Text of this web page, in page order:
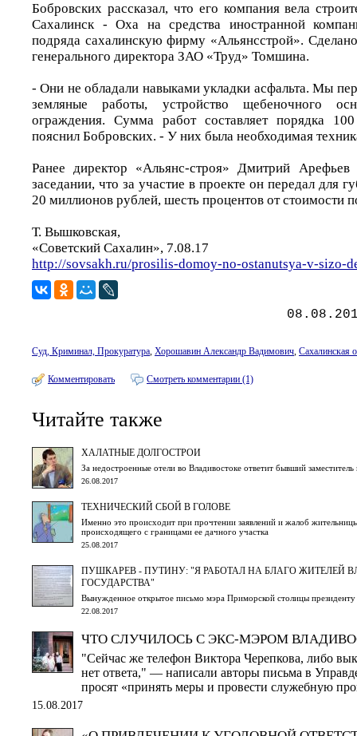
Бобровских рассказал, что его компания вела
Сахалинск - Оха на средства иностранной
подряда сахалинскую фирму «Альянсстрой».
генерального директора ЗАО «Труд» Томшина.
- Они не обладали навыками укладки асфальта. Мы
земляные работы, устройство щебеночного
ограждения. Сумма работ составляет порядка
пояснил Бобровских. - У них была необходимая
Ранее директор «Альянс-строя» Дмитрий Арефьев
заседании, что за участие в проекте он передал для
20 миллионов рублей, шесть процентов от стоимости
Т. Вышковская,
«Советский Сахалин», 7.08.17
http://sovsakh.ru/prosilis-domoy-no-ostanutsya-v-sizo-
Суд, Криминал, Прокуратура, Хорошавин Александр Вадимович, Сахалинская
Комментировать Смотреть комментарии (1)
Читайте также
ХАЛАТНЫЕ ДОЛГОСТРОИ
За недостроенные отели во Владивостоке ответит бывший
26.08.2017
ТЕХНИЧЕСКИЙ СБОЙ В ГОЛОВЕ
Именно это происходит при прочтении заявлений и жалоб
происходящего с границами ее дачного участка
25.08.2017
ПУШКАРЕВ - ПУТИНУ: "Я РАБОТАЛ НА БЛАГО ЖИТЕЛЕЙ
ГОСУДАРСТВА"
Вынужденное открытое письмо мэра Приморской столицы президенту
22.08.2017
ЧТО СЛУЧИЛОСЬ С ЭКС-МЭРОМ
"Сейчас же телефон Виктора Черепкова, либо
нет ответа," — написали авторы письма в
просят «принять меры и провести служебную
15.08.2017